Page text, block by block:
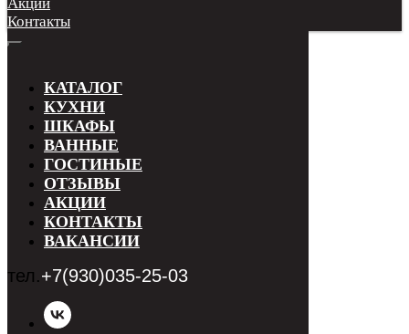
Контакты
КАТАЛОГ
КУХНИ
ШКАФЫ
ВАННЫЕ
ГОСТИНЫЕ
ОТЗЫВЫ
АКЦИИ
КОНТАКТЫ
ВАКАНСИИ
тел.+7(930)035-25-03